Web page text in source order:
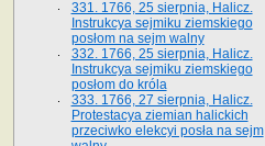
331. 1766, 25 sierpnia, Halicz.
Instrukcya sejmiku ziemskiego
posłom na sejm walny
332. 1766, 25 sierpnia, Halicz.
Instrukcya sejmiku ziemskiego
posłom do króla
333. 1766, 27 sierpnia, Halicz.
Protestacya ziemian halickich
przeciwko elekcyi posła na sejm